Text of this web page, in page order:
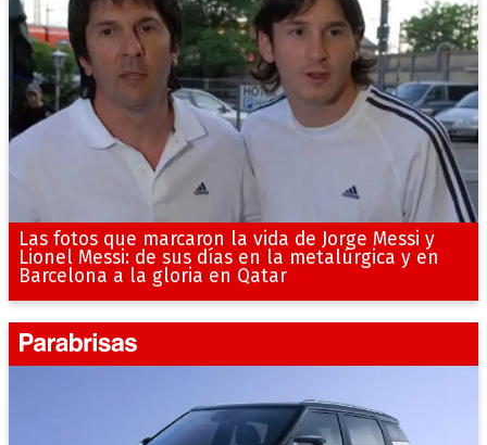
Las fotos que marcaron la vida de Jorge Messi y
Lionel Messi: de sus días en la metalúrgica y en
Barcelona a la gloria en Qatar